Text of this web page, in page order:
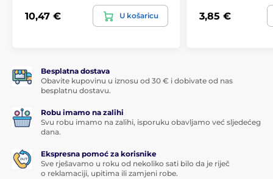
10,47 € U košaricu 3,85 €
Besplatna dostava
Obavite kupovinu u iznosu od 30 € i dobivate od nas
besplatnu dostavu.
Robu imamo na zalihi
Svu robu imamo na zalihi, isporuku obavljamo već sljedećeg
dana.
Ekspresna pomoć za korisnike
Sve rješavamo u roku od nekoliko sati bilo da je riječ
o reklamaciji, upitima ili zamjeni robe.